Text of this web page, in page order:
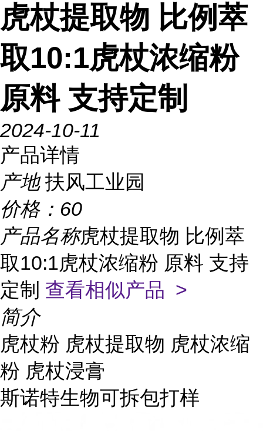
虎杖提取物 比例萃
取10:1虎杖浓缩粉
原料 支持定制
2024-10-11
产品详情
产地 扶风工业园
价格： 60
产品名称虎杖提取物 比例萃
取10:1虎杖浓缩粉 原料 支持
定制 查看相似产品 >
简介
虎杖粉 虎杖提取物 虎杖浓缩
粉 虎杖浸膏
斯诺特生物可拆包打样